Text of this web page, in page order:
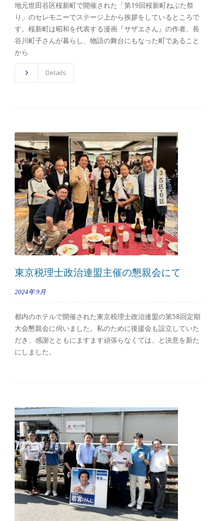
地元世田谷区桜新町で開催された「第19回桜新町ねぶた祭
り」のセレモニーでステージ上から挨拶をしているところで
す。桜新町は昭和を代表する漫画『サザエさん』の作者、長
谷川町子さんが暮らし、物語の舞台にもなった町であること
から
Details
東京税理士政治連盟主催の懇親会にて
2024年 9月
都内のホテルで開催された東京税理士政治連盟の第58回定期
大会懇親会に伺いました。私のために後援会も設立していた
だき、感謝とともにますます頑張らなくては、と決意を新た
にしました。